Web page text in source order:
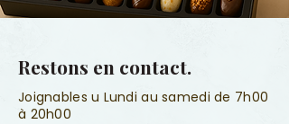
Restons en contact.
Joignables u Lundi au samedi de 7h00
à 20h00